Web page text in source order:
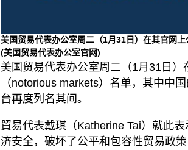
美国贸易代表办公室周二（1月31日）在其官网
(美国贸易代表办公室官网)
美国贸易代表办公室周二（1月31日
（notorious markets）名单，其中中
台再度列名其间。
貿易代表戴琪（Katherine Tai）就此
济安全，破坏了公平和包容性贸易政